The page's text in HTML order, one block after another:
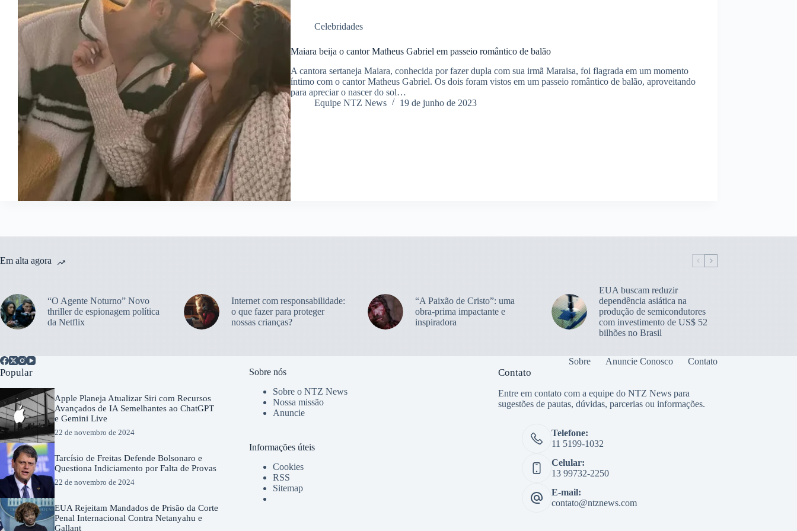
Celebridades
Maiara beija o cantor Matheus Gabriel em passeio romântico de balão
A cantora sertaneja Maiara, conhecida por fazer dupla com sua irmã Maraisa, foi flagrada em um momento
íntimo com o cantor Matheus Gabriel. Os dois foram vistos em um passeio romântico de balão, aproveitando
para apreciar o nascer do sol…
Equipe NTZ News
19 de junho de 2023
Em alta agora
“O Agente Noturno” Novo
thriller de espionagem política
da Netflix
Internet com responsabilidade:
o que fazer para proteger
nossas crianças?
“A Paixão de Cristo”: uma
obra-prima impactante e
inspiradora
EUA buscam reduzir
dependência asiática na
produção de semicondutores
com investimento de US$ 52
bilhões no Brasil
Sobre Anuncie Conosco Contato
Popular
Apple Planeja Atualizar Siri com Recursos
Avançados de IA Semelhantes ao ChatGPT
e Gemini Live
22 de novembro de 2024
Tarcísio de Freitas Defende Bolsonaro e
Questiona Indiciamento por Falta de Provas
22 de novembro de 2024
EUA Rejeitam Mandados de Prisão da Corte
Penal Internacional Contra Netanyahu e
Gallant
Sobre nós
Sobre o NTZ News
Nossa missão
Anuncie
Informações úteis
Cookies
RSS
Sitemap
Contato
Entre em contato com a equipe do NTZ News para
sugestões de pautas, dúvidas, parcerias ou informações.
Telefone:
11 5199-1032
Celular:
13 99732-2250
E-mail:
contato@ntznews.com